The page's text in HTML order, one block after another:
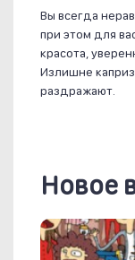
Вы всегда
при этом для
красота,
Излишне
раздражают.
Новое